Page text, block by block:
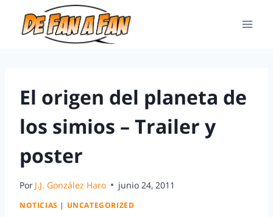
El origen del planeta de
los simios – Trailer y
poster
Por J.J. González Haro junio 24, 2011
NOTICIAS | UNCATEGORIZED